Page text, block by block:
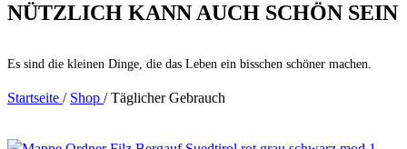
NÜTZLICH KANN AUCH SCHÖN SEIN
Es sind die kleinen Dinge, die das Leben ein bisschen schöner machen.
Startseite / Shop / Täglicher Gebrauch